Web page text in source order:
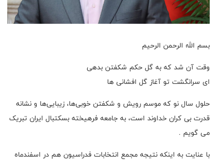
بسم الله الرحمن الرحیم
وقت آن شد که به گل حکم شکفتن بدهی
ای سرانگشت تو آغاز گل افشانی ها
حلول سال نو که موسم رویش و شکفتن خوبی‌ها، زیبایی‌ها و نشانه
قدرت بی کران خداوند است، به جامعه فرهیخته بسکتبال ایران تبریک
می گویم .
با عنایت به اینکه نتیجه مجمع انتخابات فدراسیون هم در اسفندماه